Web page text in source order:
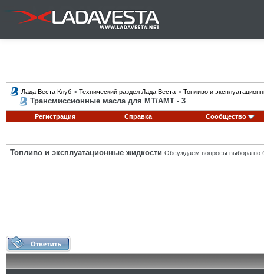
Лада Веста Клуб > Технический раздел Лада Веста > Топливо и
Трансмиссионные масла для MT/АМТ - 3
Регистрация Справка Сообщество
Топливо и эксплуатационные жидкости Обсуждаем вопросы выбора по